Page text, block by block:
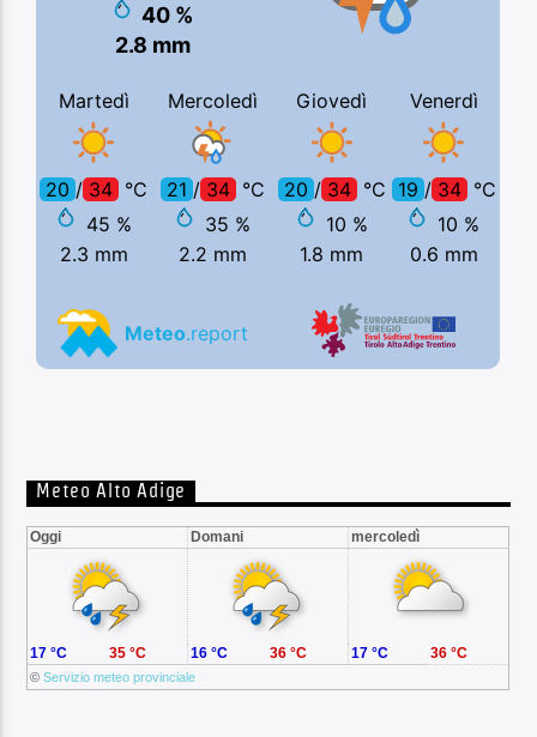
Meteo Alto Adige
Oggi Domani mercoledì
©Servizio meteo provinciale
17 °C 35 °C 16 °C 36 °C 17 °C 36 °C